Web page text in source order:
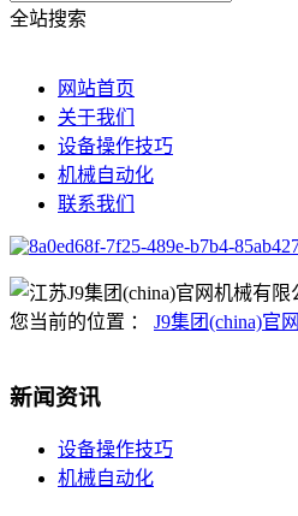
全站搜索
网站首页
关于我们
设备操作技巧
机械自动化
联系我们
您当前的位置 ： J9集团(china)官网
新闻资讯
设备操作技巧
机械自动化